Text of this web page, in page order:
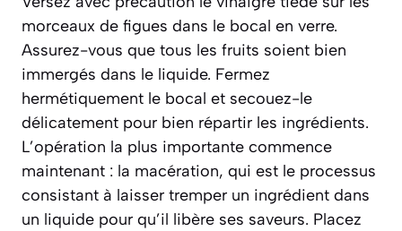
morceaux de figues dans le bocal en verre.
Assurez-vous que tous les fruits soient bien
immergés dans le liquide. Fermez
hermétiquement le bocal et secouez-le
délicatement pour bien répartir les ingrédients.
L’opération la plus importante commence
maintenant : la macération, qui est le processus
consistant à laisser tremper un ingrédient dans
un liquide pour qu’il libère ses saveurs. Placez